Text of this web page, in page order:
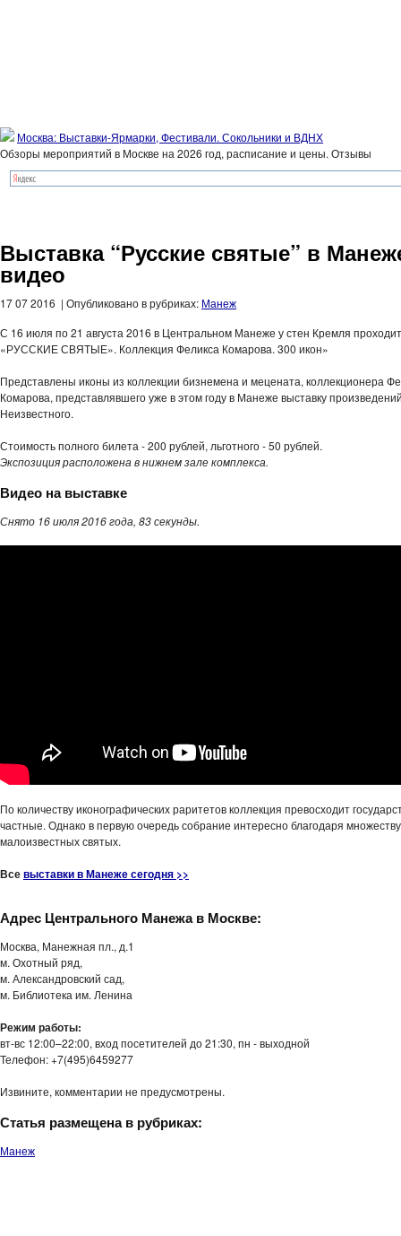
Москва: Выставки-Ярмарки, Фестивали. Сокольники и ВДНХ
Обзоры мероприятий в Москве на 2026 год, расписание и цены. Отзывы
Выставка “Русские святые” в
видео
17 07 2016 | Опубликовано в рубриках: Манеж
С 16 июля по 21 августа 2016 в Центральном Манеже у стен Кремля
«РУССКИЕ СВЯТЫЕ». Коллекция Феликса Комарова. 300 икон»
Представлены иконы из коллекции бизнемена и мецената, коллекционера
Комарова, представлявшего уже в этом году в Манеже выставку
Неизвестного.
Стоимость полного билета - 200 рублей, льготного - 50 рублей.
Экспозиция расположена в нижнем зале комплекса.
Видео на выставке
Снято 16 июля 2016 года, 83 секунды.
По количеству иконографических раритетов коллекция превосходит
частные. Однако в первую очередь собрание интересно благодаря
малоизвестных святых.
Всевыставки в Манеже сегодня >>
Адрес Центрального Манежа в Москве:
Москва, Манежная пл., д.1
м. Охотный ряд,
м. Александровский сад,
м. Библиотека им. Ленина
Режим работы:
вт-вс 12:00–22:00, вход посетителей до 21:30, пн - выходной
Телефон: +7(495)6459277
Извините, комментарии не предусмотрены.
Статья размещена в рубриках:
Манеж